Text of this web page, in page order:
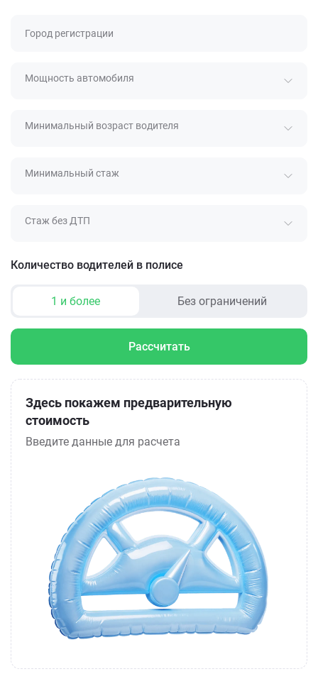
Город регистрации
Мощность автомобиля
Минимальный возраст водителя
Минимальный стаж
Стаж без ДТП
Количество водителей в полисе
1 и более Без ограничений
Рассчитать
Здесь покажем предварительную
стоимость
Введите данные для расчета